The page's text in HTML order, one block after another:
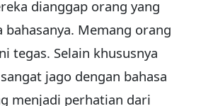
dianggap orang yang
bahasanya. Memang orang
tegas. Selain khususnya
jago dengan bahasa
menjadi perhatian dari